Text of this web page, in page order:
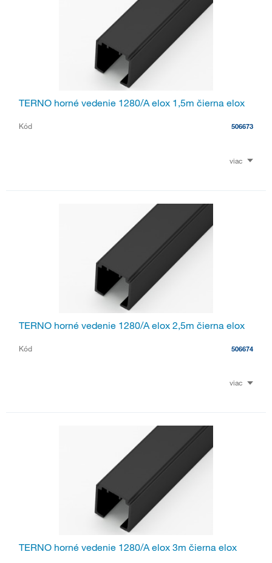
TERNO horné vedenie 1280/A elox 1,5m čierna elox
Kód 506673
viac
TERNO horné vedenie 1280/A elox 2,5m čierna elox
Kód 506674
viac
TERNO horné vedenie 1280/A elox 3m čierna elox